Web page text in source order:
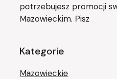
potrzebujesz promocji
Mazowieckim. Pisz
Kategorie
Mazowieckie